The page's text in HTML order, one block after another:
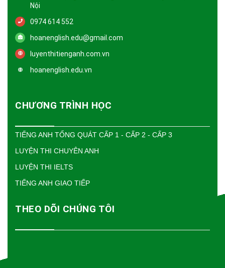
Nội
0974 614 552
hoanenglish.edu@gmail.com
luyenthitienganh.com.vn
hoanenglish.edu.vn
CHƯƠNG TRÌNH HỌC
TIẾNG ANH TỔNG QUÁT CẤP 1 - CẤP 2 - CẤP 3
LUYỆN THI CHUYÊN ANH
LUYỆN THI IELTS
TIẾNG ANH GIAO TIẾP
THEO DÕI CHÚNG TÔI